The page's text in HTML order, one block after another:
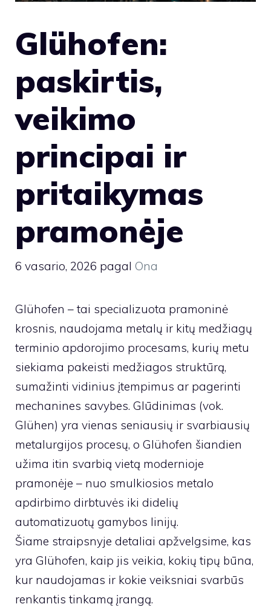
Glühofen:
paskirtis,
veikimo
principai ir
pritaikymas
pramonėje
6 vasario, 2026 pagal Ona
Glühofen – tai specializuota pramoninė
krosnis, naudojama metalų ir kitų medžiagų
terminio apdorojimo procesams, kurių metu
siekiama pakeisti medžiagos struktūrą,
sumažinti vidinius įtempimus ar pagerinti
mechanines savybes. Glūdinimas (vok.
Glühen) yra vienas seniausių ir svarbiausių
metalurgijos procesų, o Glühofen šiandien
užima itin svarbią vietą modernioje
pramonėje – nuo smulkiosios metalo
apdirbimo dirbtuvės iki didelių
automatizuotų gamybos linijų.
Šiame straipsnyje detaliai apžvelgsime, kas
yra Glühofen, kaip jis veikia, kokių tipų būna,
kur naudojamas ir kokie veiksniai svarbūs
renkantis tinkamą įrangą.